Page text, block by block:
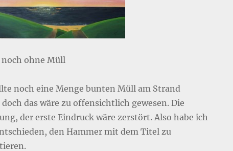
noch ohne Müll
noch eine Menge bunten Müll am Strand
das wäre zu offensichtlich gewesen. Die
der erste Eindruck wäre zerstört. Also habe ich
den Hammer mit dem Titel zu